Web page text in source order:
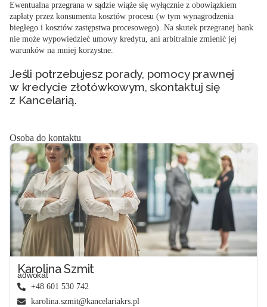
Ewentualna przegrana w sądzie wiąże się wyłącznie z obowiązkiem
zapłaty przez konsumenta kosztów procesu (w tym wynagrodzenia
biegłego i kosztów zastępstwa procesowego). Na skutek przegranej bank
nie może wypowiedzieć umowy kredytu, ani arbitralnie zmienić jej
warunków na mniej korzystne.
Jeśli potrzebujesz porady, pomocy prawnej
w kredycie złotówkowym, skontaktuj się
z Kancelarią.
Osoba do kontaktu
Karolina Szmit
adwokat
+48 601 530 742
karolina.szmit@kancelariakrs.pl